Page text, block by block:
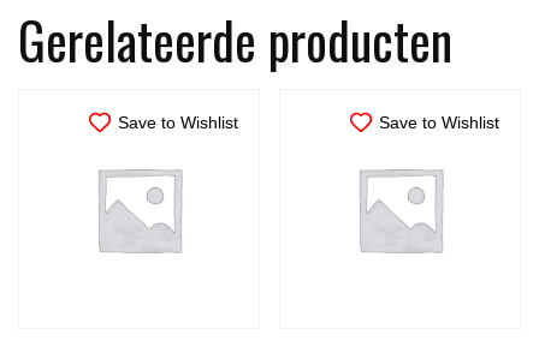
Gerelateerde producten
Save to Wishlist Save to Wishlist